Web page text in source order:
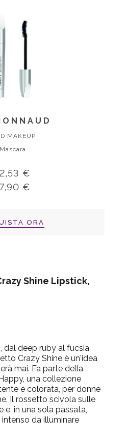
MAKEUP
Mascara
€
€
ORA
Shine Lipstick,
dal deep ruby al fucsia
Crazy Shine è un'idea
mai. Fa parte della
, una collezione
e colorata, per donne
Il rossetto scivola sulle
in una sola passata,
da illuminare